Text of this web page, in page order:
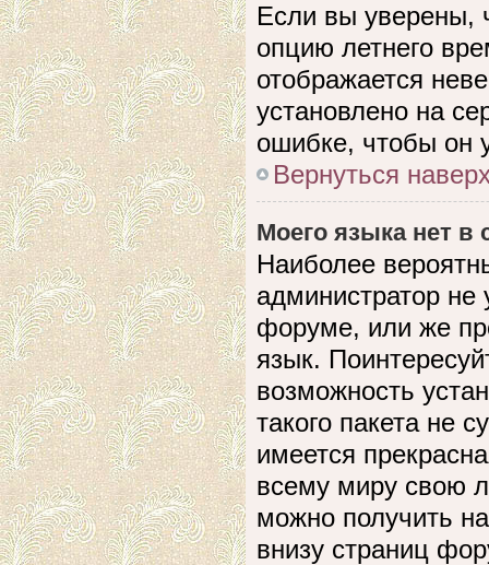
Если вы уверены,
опцию летнего
отображается
установлено на
ошибке, чтобы он
Вернуться
Моего языка нет в
Наиболее
администратор не
форуме, или же
язык.
возможность
такого пакета не
имеется
всему миру свою
можно получить
внизу страниц